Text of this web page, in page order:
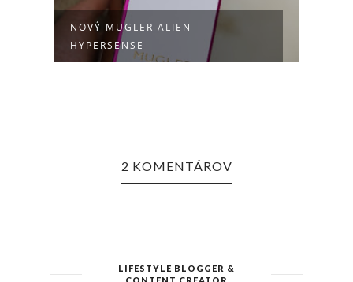
NOVÝ MUGLER ALIEN
HYPERSENSE
2 KOMENTÁROV
LIFESTYLE BLOGGER &
CONTENT CREATOR